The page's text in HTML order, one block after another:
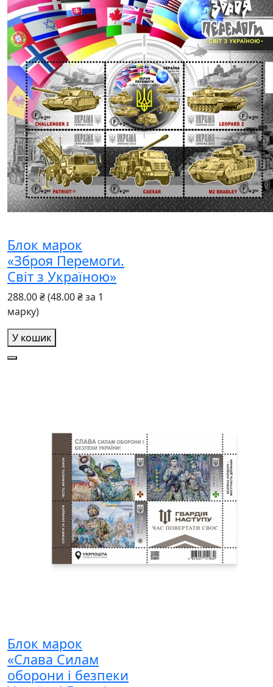
Блок марок
«Зброя Перемоги.
Світ з Україною»
288.00 ₴(48.00 ₴ за 1
марку)
У кошик
Блок марок
«Слава Силам
оборони і безпеки